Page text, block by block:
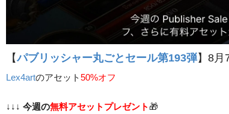
【パブリッシャー丸ごとセール第193弾】8月
Lex4artのアセット50%オフ
↓↓↓ 今週の無料アセットプレゼント 🎁